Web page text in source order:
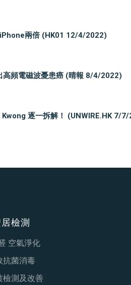
兩倍 (HK01 12/4/2022)
高頻電磁波憂患癌 (晴報 8/4/2022)
逐一拆解！ (UNWIRE.HK 7/
檢測
空氣淨化
抗菌消毒
檢測及改善